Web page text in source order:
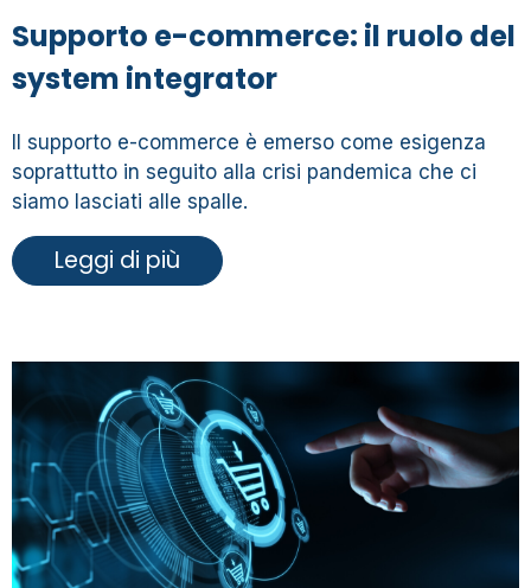
Supporto e-commerce: il ruolo del
system integrator
Il supporto e-commerce è emerso come esigenza
soprattutto in seguito alla crisi pandemica che ci
siamo lasciati alle spalle.
Leggi di più